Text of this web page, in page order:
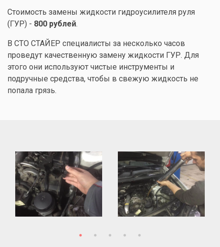
Стоимость замены жидкости гидроусилителя руля
(ГУР) - 800 рублей.
В СТО СТАЙЕР специалисты за несколько часов
проведут качественную замену жидкости ГУР. Для
этого они используют чистые инструменты и
подручные средства, чтобы в свежую жидкость не
попала грязь.